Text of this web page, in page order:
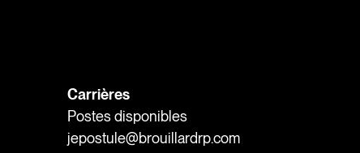
Carrières
Postes disponibles
jepostule@brouillardrp.com